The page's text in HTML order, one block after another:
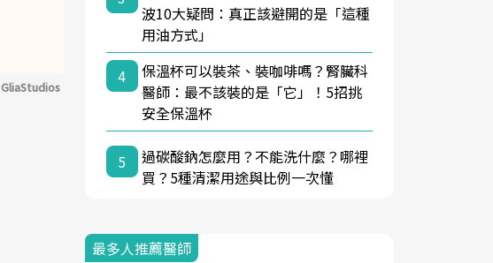
GliaStudios
波10大疑問：真正該避開的是「這種
用油方式」
4
保溫杯可以裝茶、裝咖啡嗎？腎臟科
醫師：最不該裝的是「它」！5招挑
安全保溫杯
5
過碳酸鈉怎麼用？不能洗什麼？哪裡
買？5種清潔用途與比例一次懂
最多人推薦醫師